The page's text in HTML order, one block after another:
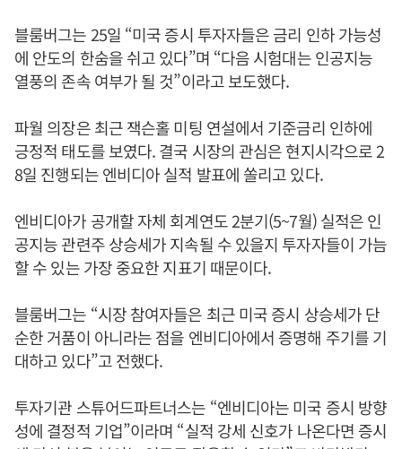
블룸버그는 25일 “미국 증시 투자자들은 금리 인하 가능성
에 안도의 한숨을 쉬고 있다”며 “다음 시험대는 인공지능
열풍의 존속 여부가 될 것”이라고 보도했다.
파월 의장은 최근 잭슨홀 미팅 연설에서 기준금리 인하에
긍정적 태도를 보였다. 결국 시장의 관심은 현지시각으로 2
8일 진행되는 엔비디아 실적 발표에 쏠리고 있다.
엔비디아가 공개할 자체 회계연도 2분기(5~7월) 실적은 인
공지능 관련주 상승세가 지속될 수 있을지 투자자들이 가늠
할 수 있는 가장 중요한 지표기 때문이다.
블룸버그는 “시장 참여자들은 최근 미국 증시 상승세가 단
순한 거품이 아니라는 점을 엔비디아에서 증명해 주기를 기
대하고 있다”고 전했다.
투자기관 스튜어드파트너스는 “엔비디아는 미국 증시 방향
성에 결정적 기업”이라며 “실적 강세 신호가 나온다면 증시